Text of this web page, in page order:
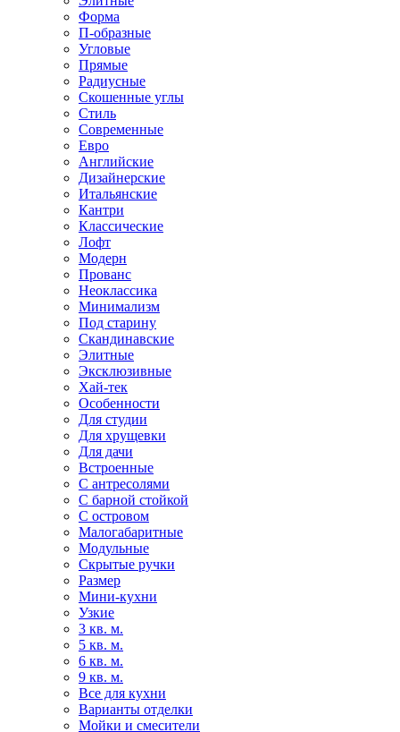
Форма
П-образные
Угловые
Прямые
Радиусные
Скошенные углы
Стиль
Современные
Евро
Английские
Дизайнерские
Итальянские
Кантри
Классические
Лофт
Модерн
Прованс
Неоклассика
Минимализм
Под старину
Скандинавские
Элитные
Эксклюзивные
Хай-тек
Особенности
Для студии
Для хрущевки
Для дачи
Встроенные
С антресолями
С барной стойкой
С островом
Малогабаритные
Модульные
Скрытые ручки
Размер
Мини-кухни
Узкие
3 кв. м.
5 кв. м.
6 кв. м.
9 кв. м.
Все для кухни
Варианты отделки
Мойки и смесители